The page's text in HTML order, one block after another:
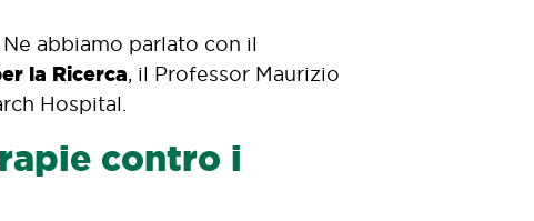
abbiamo parlato con il
la Ricerca, il Professor Maurizio
Hospital.
contro i